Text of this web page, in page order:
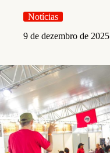
Notícias
9 de dezembro de 2025